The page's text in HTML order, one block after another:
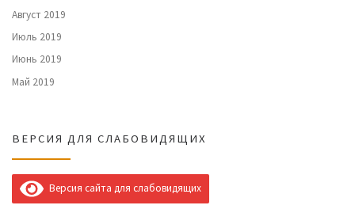
Август 2019
Июль 2019
Июнь 2019
Май 2019
ВЕРСИЯ ДЛЯ СЛАБОВИДЯЩИХ
Версия сайта для слабовидящих